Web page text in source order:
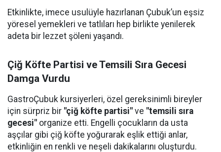
Etkinlikte, imece usulüyle hazırlanan Çubuk’un eşsiz
yöresel yemekleri ve tatlıları hep birlikte yenilerek
adeta bir lezzet şöleni yaşandı.
Çiğ Köfte Partisi ve Temsili Sıra Gecesi
Damga Vurdu
GastroÇubuk kursiyerleri, özel gereksinimli bireyler
için sürpriz bir "çiğ köfte partisi" ve "temsili sıra
gecesi" organize etti. Engelli çocukların da usta
aşçılar gibi çiğ köfte yoğurarak eşlik ettiği anlar,
etkinliğin en renkli ve neşeli dakikalarını oluşturdu.